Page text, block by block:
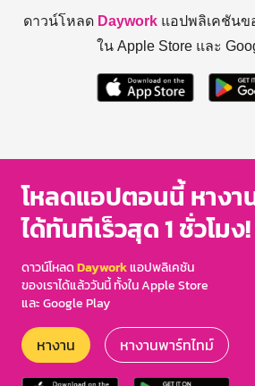
ดาวน์โหลด Daywork แอปพลิเคชันข
ใน Apple Store และ
โหลดแอปตอนนี้ หางา
ได้ทันทีเร็วสุด 1 ชั่วโมง!
ดาวน์โหลดDayworkแอปพลิเคชัน
ของเราได้แล้ววันนี้ ทั้งใน Apple Store
และ Google Play
หางาน หางานพาร์ทไทม์